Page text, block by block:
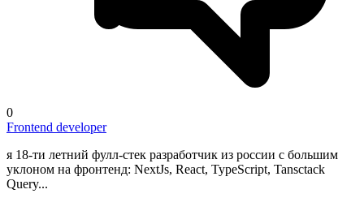
0
Frontend developer
я 18-ти летний фулл-стек разработчик из россии с большим
уклоном на фронтенд: NextJs, React, TypeScript, Tansctack
Query...